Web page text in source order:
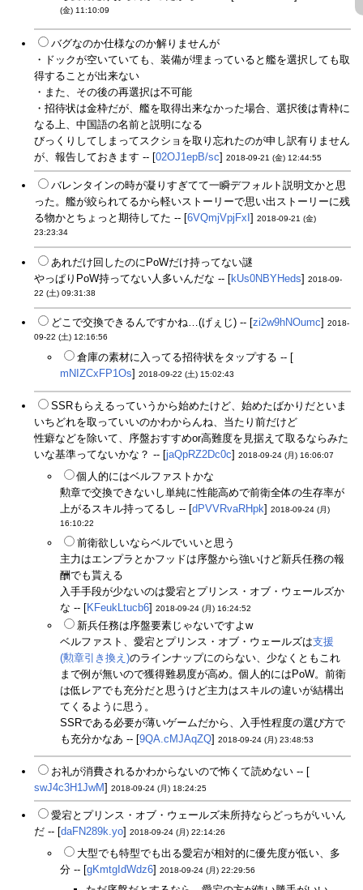
(金) 11:10:09
バグなのか仕様なのか解りませんが
・ドックが空いていても、装備が埋まっていると艦を選択しても取
得することが出来ない
・また、その後の再選択は不可能
・招待状は金枠だが、艦を取得出来なかった場合、選択後は青枠に
なる上、中国語の名前と説明になる
びっくりしてしまってスクショを取り忘れたのが申し訳有りません
が、報告しておきます -- [02OJ1epB/sc] 2018-09-21 (金) 12:44:55
バレンタインの時が凝りすぎてて一瞬デフォルト説明文かと思
った。艦が絞られてるから軽いストーリーで思い出ストーリーに残
る物かとちょっと期待してた -- [6VQmjVpjFxI ] 2018-09-21 (金)
23:23:34
あれだけ回したのにPoWだけ持ってない謎
やっぱりPoW持ってない人多いんだな -- [kUs0NBYHeds] 2018-09-
22 (土) 09:31:38
どこで交換できるんですかね…(げぇじ) -- [zi2w9hNOumc] 2018-
09-22 (土) 12:16:56
倉庫の素材に入ってる招待状をタップする -- [
mNIZCxFP1Os] 2018-09-22 (土) 15:02:43
SSRもらえるっていうから始めたけど、始めたばかりだといま
いちどれを取っていいのかわからんね、当たり前だけど
性癖などを除いて、序盤おすすめor高難度を見据えて取るならみた
いな基準ってないかな？ -- [jaQpRZ2Dc0c] 2018-09-24 (月) 16:06:07
個人的にはベルファストかな
勲章で交換できないし単純に性能高めで前衛全体の生存率が
上がるスキル持ってるし -- [dPVVRvaRHpk] 2018-09-24 (月)
16:10:22
前衛欲しいならベルでいいと思う
主力はエンプラとかフッドは序盤から強いけど新兵任務の報
酬でも貰える
入手手段が少ないのは愛宕とプリンス・オブ・ウェールズか
な -- [KFeukLtucb6] 2018-09-24 (月) 16:24:52
新兵任務は序盤要素じゃないですよw
ベルファスト、愛宕とプリンス・オブ・ウェールズは支援
(勲章引き換え)のラインナップにのらない、少なくともこれ
まで例が無いので獲得難易度が高め。個人的にはPoW。前衛
は低レアでも充分だと思うけど主力はスキルの違いが結構出
てくるように思う。
SSRである必要が薄いゲームだから、入手性程度の選び方で
も充分かなあ -- [9QA.cMJAqZQ] 2018-09-24 (月) 23:48:53
お礼が消費されるかわからないので怖くて読めない -- [
swJ4c3H1JwM] 2018-09-24 (月) 18:24:25
愛宕とプリンス・オブ・ウェールズ未所持ならどっちがいいん
だ -- [daFN289k.yo] 2018-09-24 (月) 22:14:26
大型でも特型でも出る愛宕が相対的に優先度が低い、多
分 -- [gKmtgIdWdz6] 2018-09-24 (月) 22:29:56